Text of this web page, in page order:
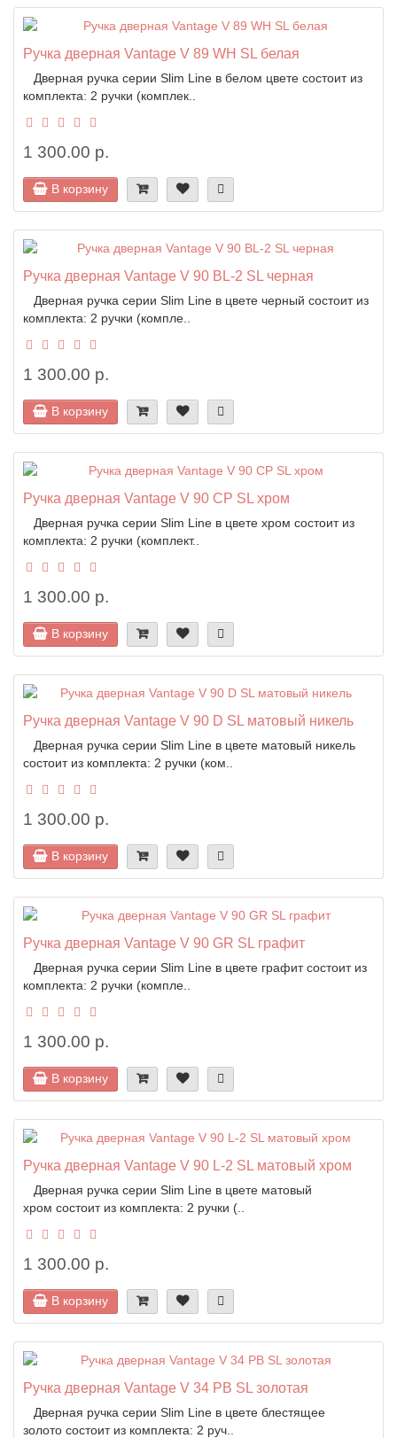
Ручка дверная Vantage V 89 WH SL белая
Дверная ручка серии Slim Line в белом цвете состоит из
комплекта: 2 ручки (комплек..
1 300.00 р.
В корзину
Ручка дверная Vantage V 90 BL-2 SL черная
Дверная ручка серии Slim Line в цвете черный состоит из
комплекта: 2 ручки (компле..
1 300.00 р.
В корзину
Ручка дверная Vantage V 90 CP SL хром
Дверная ручка серии Slim Line в цвете хром состоит из
комплекта: 2 ручки (комплект..
1 300.00 р.
В корзину
Ручка дверная Vantage V 90 D SL матовый никель
Дверная ручка серии Slim Line в цвете матовый никель
состоит из комплекта: 2 ручки (ком..
1 300.00 р.
В корзину
Ручка дверная Vantage V 90 GR SL графит
Дверная ручка серии Slim Line в цвете графит состоит из
комплекта: 2 ручки (компле..
1 300.00 р.
В корзину
Ручка дверная Vantage V 90 L-2 SL матовый хром
Дверная ручка серии Slim Line в цвете матовый
хром состоит из комплекта: 2 ручки (..
1 300.00 р.
В корзину
Ручка дверная Vantage V 34 PB SL золотая
Дверная ручка серии Slim Line в цвете блестящее
золото состоит из комплекта: 2 руч..